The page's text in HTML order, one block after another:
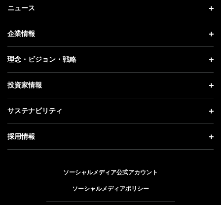
ニュース
ニュース トップ
プレスリリース
更新情報
記者説明会
企業情報
企業情報 トップ
社長メッセージ
事業紹介
ガバナンス
理念・ビジョン・戦略
理念・ビジョン・戦略 トップ
成長戦略「Activate AI for Society」
人材戦略
投資家情報
投資家情報 トップ
経営方針
個人投資家の皆さまへ
サステナビリティ
サステナビリティ トップ
トップメッセージ
ESG方針・体制
採用情報
ソーシャルメディア公式アカウント
ソーシャルメディアポリシー